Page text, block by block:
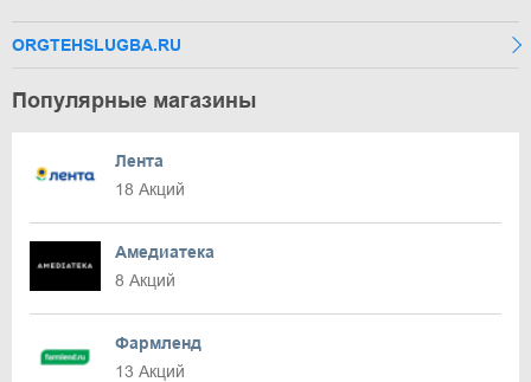
ORGTEHSLUGBA.RU
Популярные магазины
Лента
18 Акций
Амедиатека
8 Акций
Фармленд
13 Акций